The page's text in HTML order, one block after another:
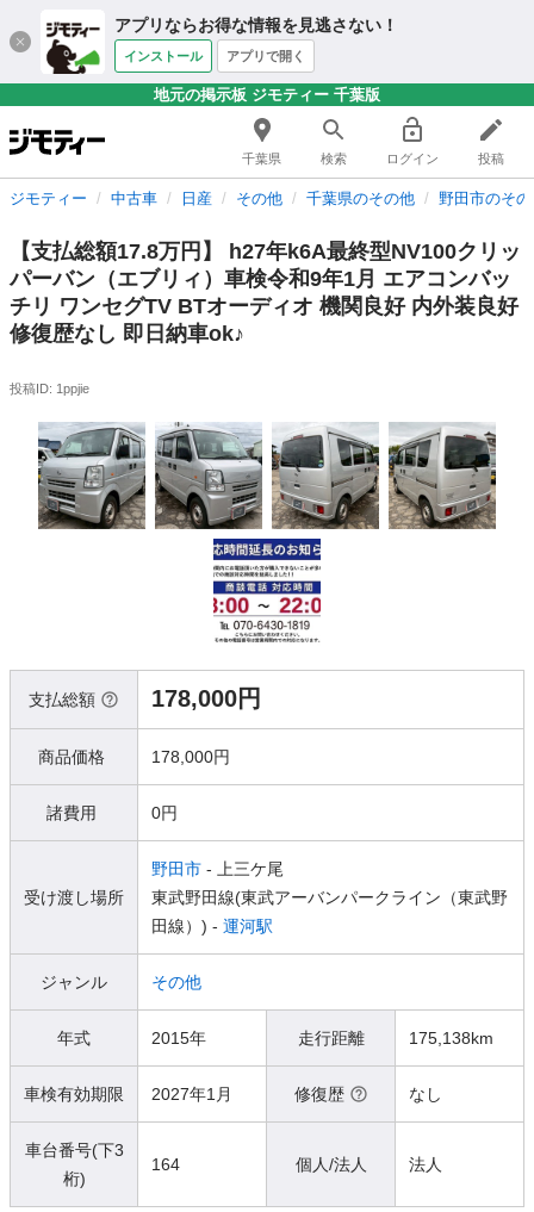
アプリならお得な情報を見逃さない！
インストール アプリで開く
地元の掲示板 ジモティー 千葉版
千葉県 検索 ログイン 投稿
ジモティー 中古車 日産 その他 千葉県のその他 野田市のそ
【支払総額17.8万円】 h27年k6A最終型NV100クリッ
パーバン（エブリィ）車検令和9年1月 エアコンバッ
チリ ワンセグTV BTオーディオ 機関良好 内外装良好
修復歴なし 即日納車ok♪
投稿ID: 1ppjie
支払総額 178,000円
商品価格 178,000円
諸費用 0円
受け渡し場所
野田市 - 上三ケ尾
東武野田線(東武アーバンパークライン（東武野
田線）) - 運河駅
ジャンル その他
年式 2015年 走行距離 175,138km
車検有効期限 2027年1月 修復歴 なし
車台番号(下3
桁)
164 個人/法人 法人